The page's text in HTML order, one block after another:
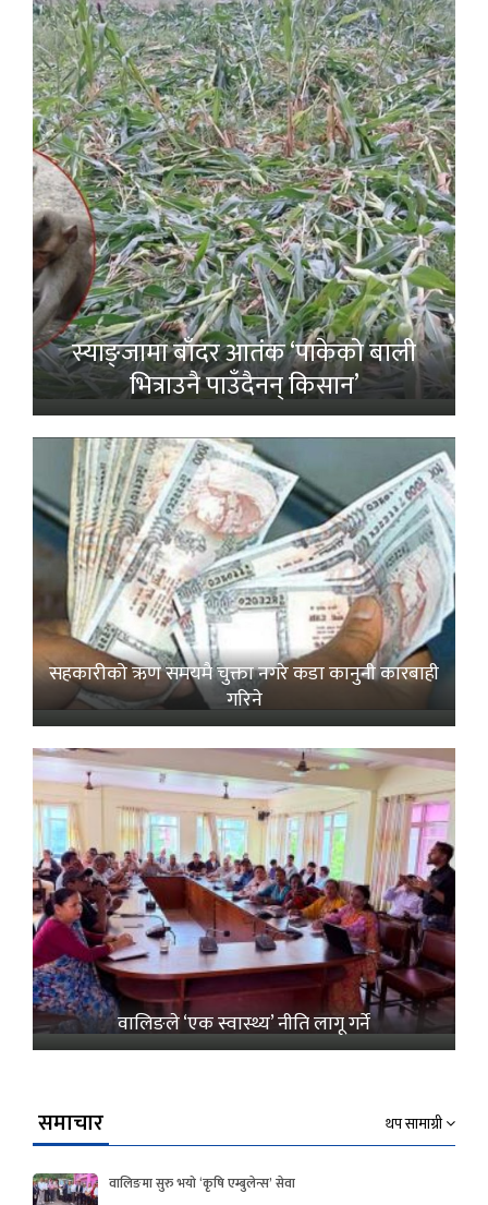
स्याङ्जामा बाँदर आतंक ‘पाकेको बाली
भित्राउनै पाउँदैनन् किसान’
सहकारीको ऋण समयमै चुक्ता नगरे कडा कानुनी कारबाही
गरिने
वालिङले ‘एक स्वास्थ्य’ नीति लागू गर्ने
समाचार थप सामाग्री
वालिङमा सुरु भयो ‘कृषि एम्बुलेन्स’ सेवा